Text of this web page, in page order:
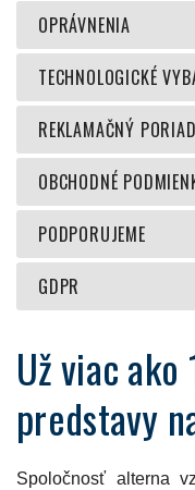
OPRÁVNENIA
TECHNOLOGICKÉ
REKLAMAČNÝ
OBCHODNÉ
PODPORUJEME
GDPR
Už viac
predstavy
Spoločnosť alterna